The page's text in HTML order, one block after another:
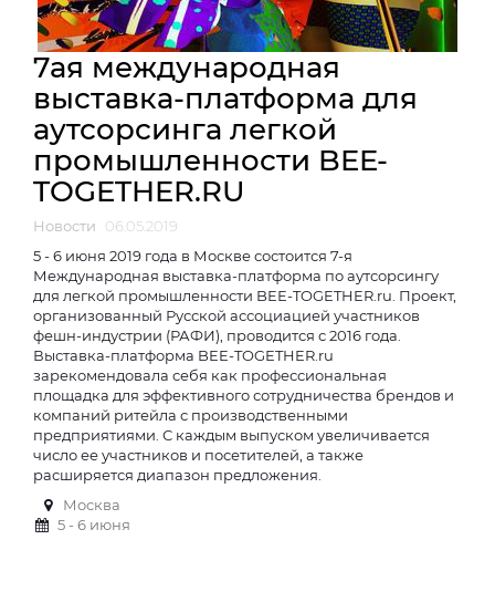
7ая международная
выставка-платформа для
аутсорсинга легкой
промышленности BEE-
TOGETHER.RU
Новости
06.05.2019
5 - 6 июня 2019 года в Москве состоится 7-я
Международная выставка-платформа по аутсорсингу
для легкой промышленности BEE-TOGETHER.ru. Проект,
организованный Русской ассоциацией участников
фешн-индустрии (РАФИ), проводится с 2016 года.
Выставка-платформа BEE-TOGETHER.ru
зарекомендовала себя как профессиональная
площадка для эффективного сотрудничества брендов и
компаний ритейла с производственными
предприятиями. С каждым выпуском увеличивается
число ее участников и посетителей, а также
расширяется диапазон предложения.
Москва
5 - 6 июня